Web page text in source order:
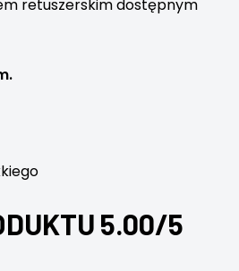
retuszerskim dostępnym
5.00/5